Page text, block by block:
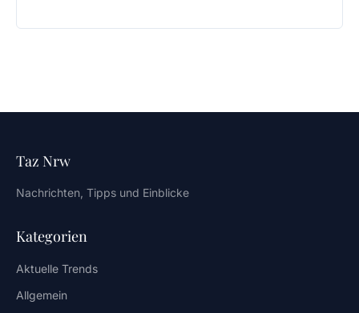
Taz Nrw
Nachrichten, Tipps und Einblicke
Kategorien
Aktuelle Trends
Allgemein